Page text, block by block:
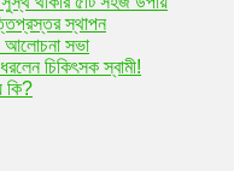
স্থাপন
আলোচনা সভা
চিকিৎসক স্বামী!
কি?